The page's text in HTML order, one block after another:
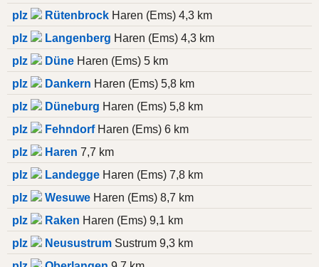
plz
Rütenbrock Haren (Ems) 4,3 km
plz
Langenberg Haren (Ems) 4,3 km
plz
Düne Haren (Ems) 5 km
plz
Dankern Haren (Ems) 5,8 km
plz
Düneburg Haren (Ems) 5,8 km
plz
FehndorfHaren (Ems) 6 km
plz
Haren 7,7 km
plz
Landegge Haren (Ems) 7,8 km
plz
Wesuwe Haren (Ems) 8,7 km
plz
Raken Haren (Ems) 9,1 km
plz
Neusustrum Sustrum 9,3 km